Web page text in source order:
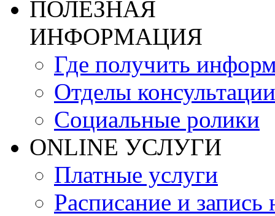
ПОЛЕЗНАЯ
ИНФОРМАЦИЯ
Где получить
Отделы консультации
Социальные ролики
ONLINE УСЛУГИ
Платные услуги
Расписание и запись